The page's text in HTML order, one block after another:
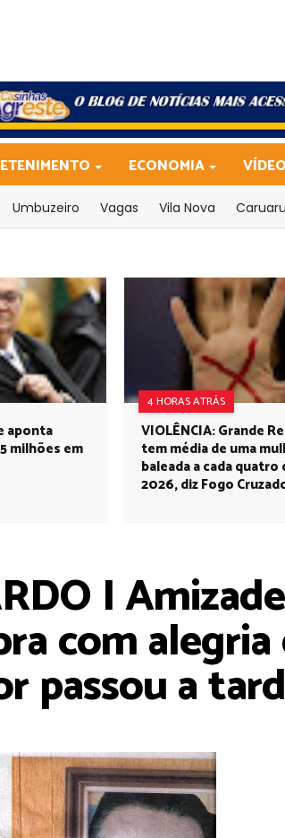
ECONOMIA
Umbuzeiro Vagas Vila Nova Caruaru
aponta
milhões em
4 HORAS ATRÁS
VIOLÊNCIA: Grande
tem média de uma
baleada a cada quatro
2026, diz Fogo
I
com
passou a